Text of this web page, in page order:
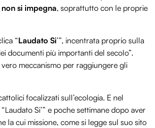
si impegna, soprattutto con le proprie
“Laudato Si’”, incentrata proprio sulla
documenti più importanti del secolo”.
meccanismo per raggiungere gli
focalizzati sull’ecologia. E nel
Si’” e poche settimane dopo aver
la cui missione, come si legge sul suo sito